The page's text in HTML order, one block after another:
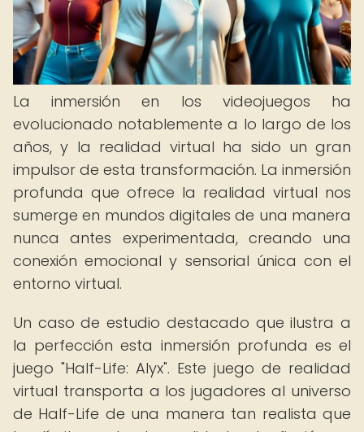
La inmersión en los videojuegos ha
evolucionado notablemente a lo largo de los
años, y la realidad virtual ha sido un gran
impulsor de esta transformación. La inmersión
profunda que ofrece la realidad virtual nos
sumerge en mundos digitales de una manera
nunca antes experimentada, creando una
conexión emocional y sensorial única con el
entorno virtual.
Un caso de estudio destacado que ilustra a
la perfección esta inmersión profunda es el
juego "Half-Life: Alyx". Este juego de realidad
virtual transporta a los jugadores al universo
de Half-Life de una manera tan realista que